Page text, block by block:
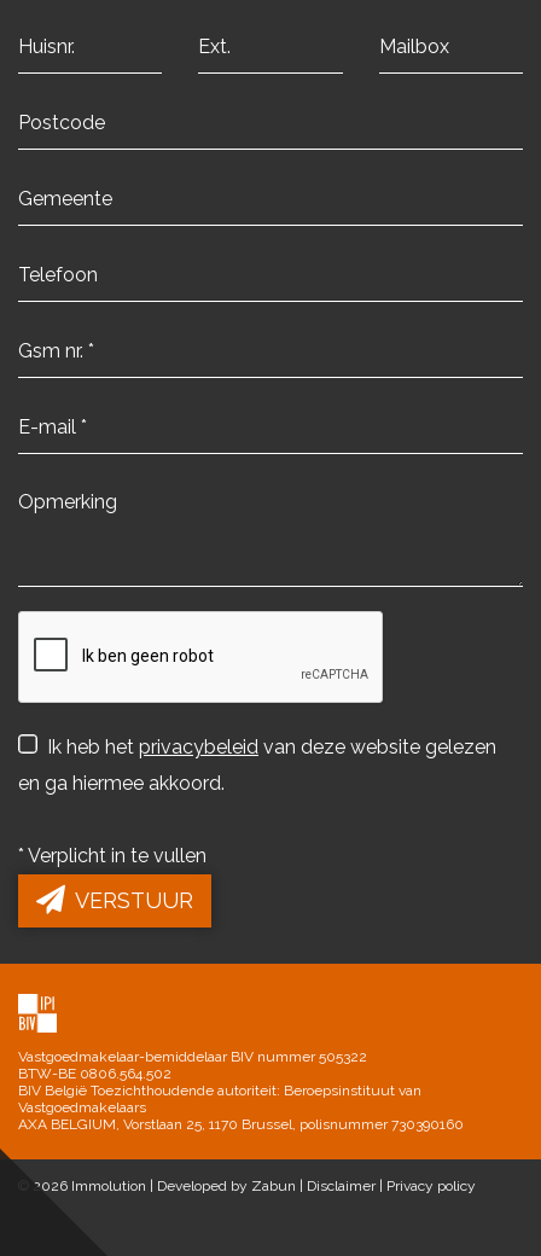
Ik heb het privacybeleid van deze website gelezen
en ga hiermee akkoord.
* Verplicht in te vullen
VERSTUUR
Vastgoedmakelaar-bemiddelaar BIV nummer 505322
BTW-BE 0806.564.502
BIV België Toezichthoudende autoriteit: Beroepsinstituut van
Vastgoedmakelaars
AXA BELGIUM, Vorstlaan 25, 1170 Brussel, polisnummer 730390160
© 2026 Immolution | Developed by Zabun Disclaimer| Privacy policy